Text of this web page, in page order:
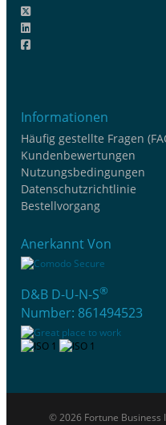
Informationen
Häufig gestellte Fragen
Kundenbewertungen
Nutzungsbedingungen
Datenschutzrichtlinie
Bestellvorgang
Anerkannt Von
D&B D-U-N-S®
Number: 861494523
© 2026 Fortune Business